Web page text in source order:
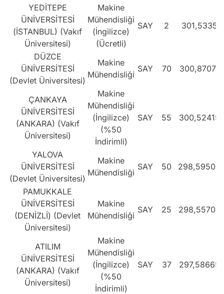
YEDİTEPE
ÜNİVERSİTESİ
(İSTANBUL) (Vakıf
Üniversitesi)
Makine
Mühendisliği
(İngilizce)
(Ücretli)
SAY 2 301,5335
DÜZCE
ÜNİVERSİTESİ
(Devlet Üniversitesi)
Makine
Mühendisliği
SAY 70 300,87071
ÇANKAYA
ÜNİVERSİTESİ
(ANKARA) (Vakıf
Üniversitesi)
Makine
Mühendisliği
(İngilizce)
(%50
İndirimli)
SAY 55 300,52415
YALOVA
ÜNİVERSİTESİ
(Devlet Üniversitesi)
Makine
Mühendisliği
SAY 50 298,59508
PAMUKKALE
ÜNİVERSİTESİ
(DENİZLİ) (Devlet
Üniversitesi)
Makine
Mühendisliği
SAY 25 298,55708
ATILIM
ÜNİVERSİTESİ
(ANKARA) (Vakıf
Üniversitesi)
Makine
Mühendisliği
(İngilizce)
(%50
İndirimli)
SAY 37 297,58665